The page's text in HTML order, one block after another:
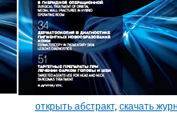
открыть абстракт, скачать